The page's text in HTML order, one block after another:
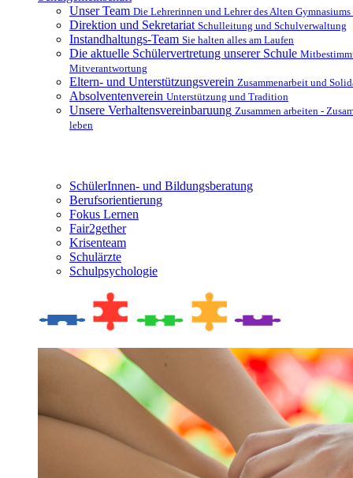
Unser Team Die Lehrerinnen und Lehrer des Alten
Direktion und Sekretariat Schulleitung und Schulverwaltung
Instandhaltungs-Team Sie halten alles am Laufen
Die aktuelle Schülervertretung unserer Schule
Mitverantwortung
Eltern- und Unterstützungsverein Zusammenarbeit und
Absolventenverein Unterstützung und Tradition
Unsere Verhaltensvereinbaruung Zusammen arbeiten -
leben
SchülerInnen- und Bildungsberatung
Berufsorientierung
Fokus Lernen
Fair2gether
Krisenteam
Schulärzte
Schulpsychologie